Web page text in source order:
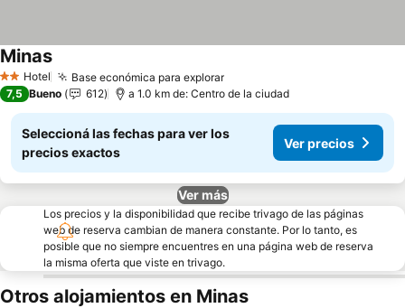
2 Estrellas
Hotel Base económica para explorar
Minas
7,5 Bueno 612 a 1.0 km de: Centro de la ciudad
Seleccioná las fechas para ver los
precios exactos
Ver precios
Ver más
Los precios y la disponibilidad que recibe trivago de las páginas
web de reserva cambian de manera constante. Por lo tanto, es
posible que no siempre encuentres en una página web de reserva
la misma oferta que viste en trivago.
Otros alojamientos en Minas